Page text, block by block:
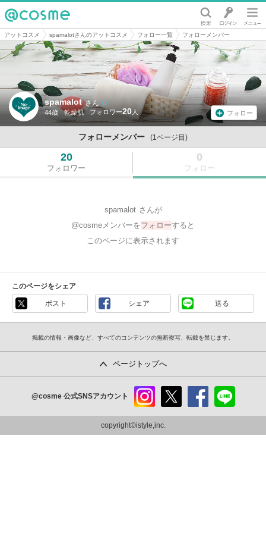
@cosme
アットコスメ spamalotさんのアットコスメ フォロー一覧 フォローメンバー
spamalot さん
44歳 乾燥肌 20 フォロー
フォローメンバー (1ページ目)
20
フォロワー
0
フォロー
spamalot さんが
@cosmeメンバーをフォローすると
このページに表示されます
このページをシェア
ポスト シェア 送る
掲載の情報・画像など、すべてのコンテンツの無断複写、転載を禁じます。
ページトップへ
@cosme 公式SNSアカウント
ram
copyright©istyle,inc.